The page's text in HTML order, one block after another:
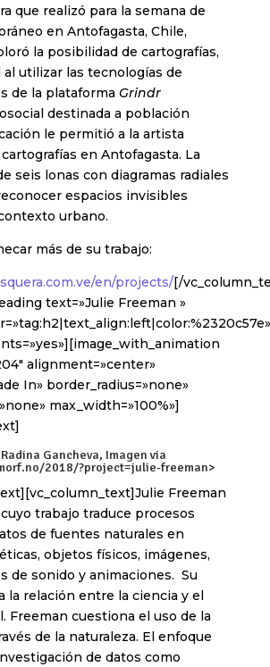
que realizó para la semana de
en Antofagasta, Chile,
la posibilidad de cartografías,
utilizar las tecnologías de
de la plataforma Grindr
destinada a población
le permitió a la artista
en Antofagasta. La
seis lonas con diagramas radiales
espacios invisibles
urbano.
más de su trabajo:
en/projects/[/
text=»Julie Freeman »
alignment=»center»
In» border_radius=»none»
max_width=»100%»]
Gancheva, Imagen via
2018/?project=julie-freeman>
Freeman
trabajo traduce procesos
de fuentes naturales en
objetos físicos, imágenes,
de sonido y animaciones. Su
la relación entre la ciencia y el
Freeman cuestiona el uso de la
de la naturaleza. El enfoque
de datos como